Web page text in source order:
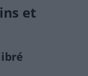
et